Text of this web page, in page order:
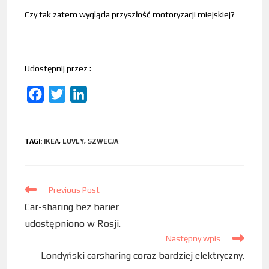
Czy tak zatem wygląda przyszłość motoryzacji miejskiej?
Udostępnij przez :
e
o
k
t
r
k
I
n
TAGI : IKEA, LUVLY, SZWECJA
Previous Post
Car-sharing bez barier
udostępniono w Rosji.
Następny wpis
Londyński carsharing coraz bardziej elektryczny.